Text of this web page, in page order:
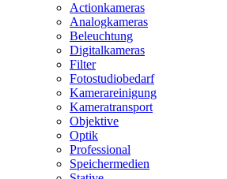
Actionkameras
Analogkameras
Beleuchtung
Digitalkameras
Filter
Fotostudiobedarf
Kamerareinigung
Kameratransport
Objektive
Optik
Professional
Speichermedien